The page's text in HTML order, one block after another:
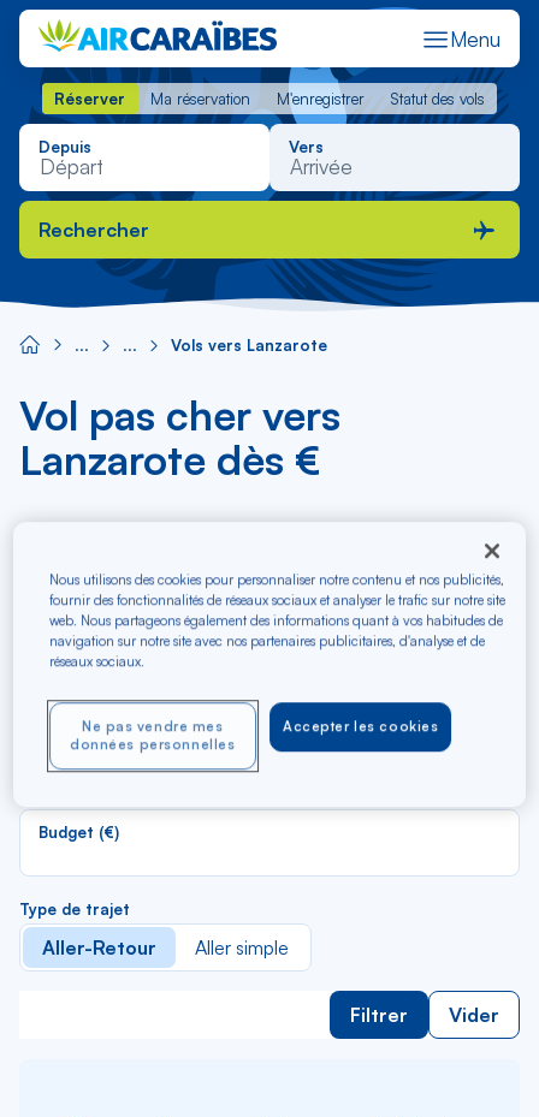
Menu
Réserver Ma réservation M'enregistrer Statut des vols
Réserver Ma réservation M'enregistrer Statut des vols
Depuis Vers
Rechercher
Vols vers Lanzarote
Vol pas cher vers
Lanzarote dès €
vols en A/R vers Lanzarote
Depuis
Vers
Pour aller vers
Budget (€)
Type de trajet
Aller-Retour Aller simple
Filtrer Vider
Nous utilisons des cookies pour personnaliser notre contenu et nos publicités,
fournir des fonctionnalités de réseaux sociaux et analyser le trafic sur notre site
web. Nous partageons également des informations quant à vos habitudes de
navigation sur notre site avec nos partenaires publicitaires, d'analyse et de
réseaux sociaux.
Accepter les cookies
Ne pas vendre mes
données personnelles